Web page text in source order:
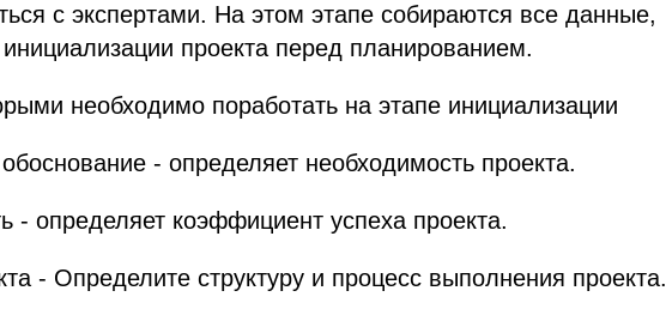
с экспертами. На этом этапе собираются все данные,
проекта перед планированием.
необходимо поработать на этапе инициализации
- определяет необходимость проекта.
- определяет коэффициент успеха проекта.
- Определите структуру и процесс выполнения проекта.